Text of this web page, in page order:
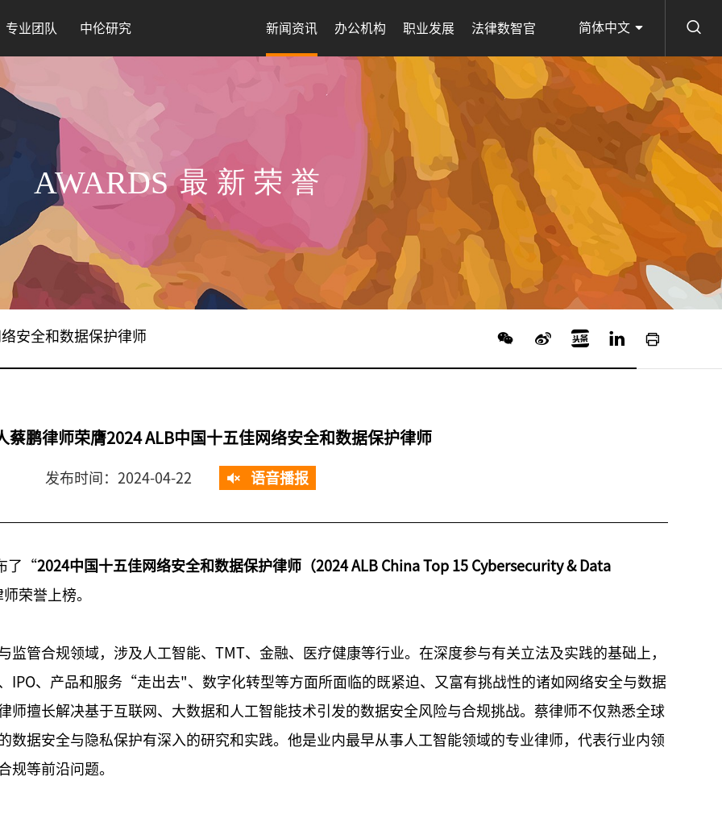
专业团队 中伦研究 新闻资讯 办公机构 职业发展 法律数智官 简体中文
AWARDS 最新荣誉
安全和数据保护律师
蔡鹏律师荣膺2024 ALB中国十五佳网络安全和数据保护律师
发布时间：2024-04-22 语音播报
了“2024中国十五佳网络安全和数据保护律师（2024 ALB China Top 15 Cybersecurity & Data
师荣誉上榜。
管合规领域，涉及人工智能、TMT、金融、医疗健康等行业。在深度参与有关立法及实践的基础上，
IPO、产品和服务“走出去"、数字化转型等方面所面临的既紧迫、又富有挑战性的诸如网络安全与数据
师擅长解决基于互联网、大数据和人工智能技术引发的数据安全风险与合规挑战。蔡律师不仅熟悉全球
数据安全与隐私保护有深入的研究和实践。他是业内最早从事人工智能领域的专业律师，代表行业内领
规等前沿问题。